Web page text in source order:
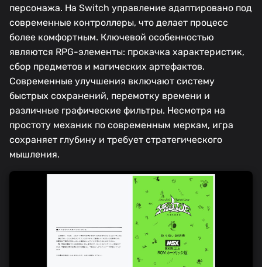
персонажа. На Switch управление адаптировано под
современные контроллеры, что делает процесс
более комфортным. Ключевой особенностью
являются RPG-элементы: прокачка характеристик,
сбор предметов и магических артефактов.
Современные улучшения включают систему
быстрых сохранений, перемотку времени и
различные графические фильтры. Несмотря на
простоту механик по современным меркам, игра
сохраняет глубину и требует стратегического
мышления.